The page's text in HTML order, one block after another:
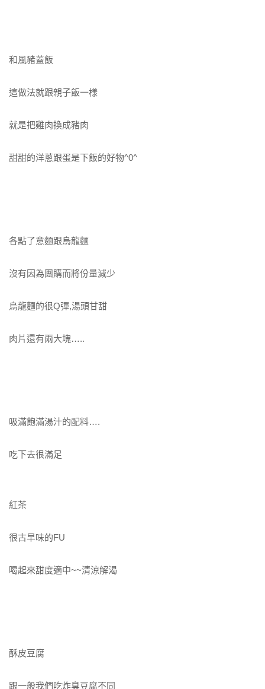
和風豬蓋飯
這做法就跟親子飯一樣
就是把雞肉換成豬肉
甜甜的洋蔥跟蛋是下飯的好物^0^
各點了意麵跟烏龍麵
沒有因為團購而將份量減少
烏龍麵的很Q彈,湯頭甘甜
肉片還有兩大塊…..
吸滿飽滿湯汁的配料….
吃下去很滿足
紅茶
很古早味的FU
喝起來甜度適中~~清涼解渴
酥皮豆腐
跟一般我們吃炸臭豆腐不同